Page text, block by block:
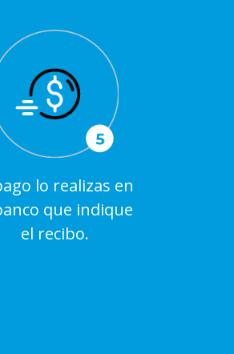
lo realizas en
que indique
el recibo.